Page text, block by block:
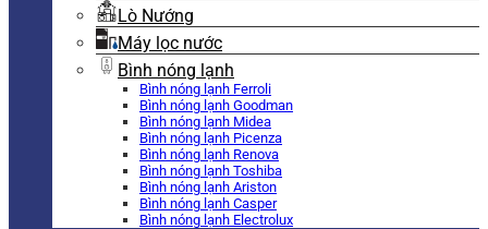
Lò Nướng
Máy lọc nước
Bình nóng lạnh
Bình nóng lạnh Ferroli
Bình nóng lạnh Goodman
Bình nóng lạnh Midea
Bình nóng lạnh Picenza
Bình nóng lạnh Renova
Bình nóng lạnh Toshiba
Bình nóng lạnh Ariston
Bình nóng lạnh Casper
Bình nóng lạnh Electrolux